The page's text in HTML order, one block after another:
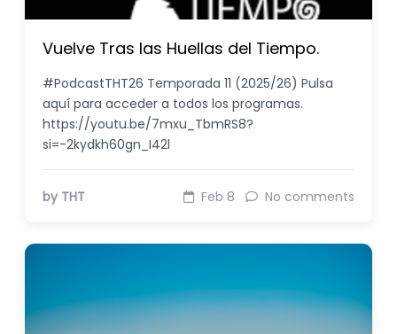
Vuelve Tras las Huellas del Tiempo.
#PodcastTHT26 Temporada 11 (2025/26) Pulsa
aquí para acceder a todos los programas.
https://youtu.be/7mxu_TbmRS8?
si=-2kydkh60gn_I42l
by THT Feb 8 No comments